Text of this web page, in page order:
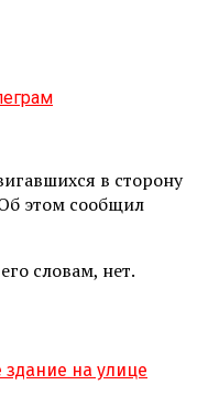
в сторону
этом сообщил
словам, нет.
на улице